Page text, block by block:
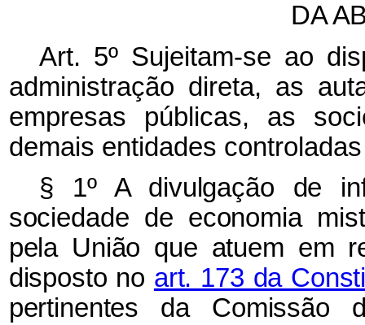
DA
Art. 5º Sujeitam-se ao
administração direta, as
empresas públicas, as
demais entidades
§ 1º A divulgação de
sociedade de economia
pela União que atuem em
disposto no art. 173 da
pertinentes da Comissão